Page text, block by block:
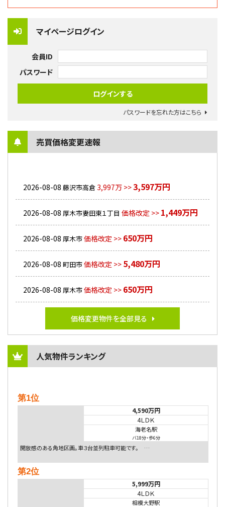
マイページログイン
会員ID
パスワード
パスワードを忘れた方はこちら
売買価格変更速報
2026-08-08 藤沢市高倉3,997万 >>3,597万円
2026-08-08 厚木市妻田東１丁目 価格改定 >> 1,449万円
2026-08-08 厚木市価格改定 >> 650万円
2026-08-08 町田市価格改定 >> 5,480万円
2026-08-08 厚木市価格改定 >> 650万円
価格変更物件を全部見る
人気物件ランキング
第1位
4,590万円
4ＬＤＫ
海老名駅
バ18分・歩6分
開放感のある角地区画。車３台並列駐車可能です。 …
第2位
5,999万円
4ＬＤＫ
相模大野駅